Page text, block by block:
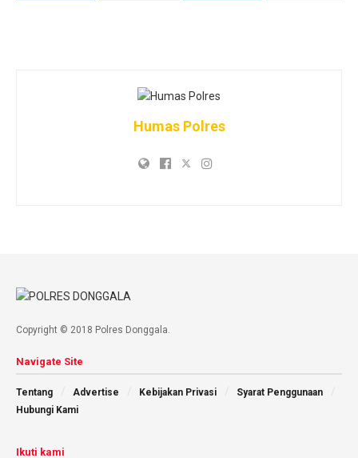
Humas Polres
Copyright © 2018 Polres Donggala.
Navigate Site
Tentang Advertise Kebijakan Privasi
Syarat Penggunaan
Hubungi Kami
Ikuti kami